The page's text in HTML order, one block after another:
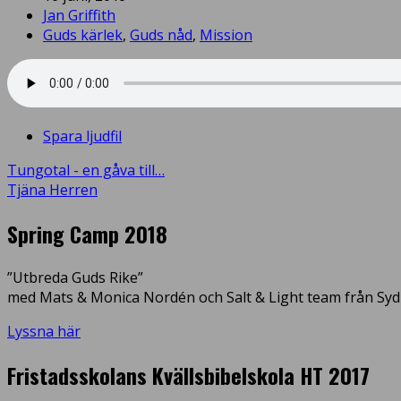
Jan Griffith
Guds kärlek, Guds nåd, Mission
Spara ljudfil
Tungotal - en gåva till…
Tjäna Herren
Spring Camp 2018
”Utbreda Guds Rike”
med Mats & Monica Nordén och Salt & Light team från
Lyssna här
Fristadsskolans Kvällsbibelskola HT 2017